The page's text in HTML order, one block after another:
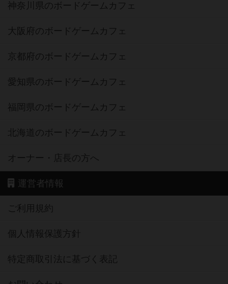
神奈川県のボードゲームカフェ
大阪府のボードゲームカフェ
京都府のボードゲームカフェ
愛知県のボードゲームカフェ
福岡県のボードゲームカフェ
北海道のボードゲームカフェ
オーナー・店長の方へ
運営者情報
ご利用規約
個人情報保護方針
特定商取引法に基づく表記